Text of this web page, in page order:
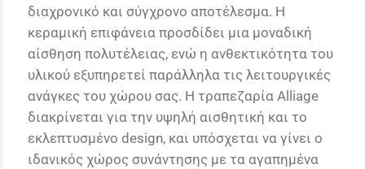
διαχρονικό και σύγχρονο αποτέλεσμα. Η
κεραμική επιφάνεια προσδίδει μια μοναδική
αίσθηση πολυτέλειας, ενώ η ανθεκτικότητα του
υλικού εξυπηρετεί παράλληλα τις λειτουργικές
ανάγκες του χώρου σας. Η τραπεζαρία Alliage
διακρίνεται για την υψηλή αισθητική και το
εκλεπτυσμένο design, και υπόσχεται να γίνει ο
ιδανικός χώρος συνάντησης με τα αγαπημένα